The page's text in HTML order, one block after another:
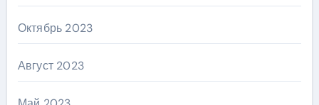
Октябрь 2023
Август 2023